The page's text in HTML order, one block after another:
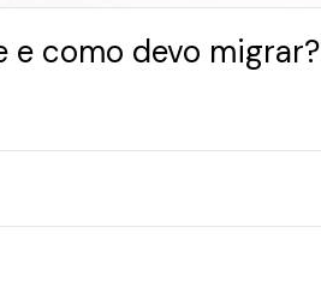
e como devo migrar?